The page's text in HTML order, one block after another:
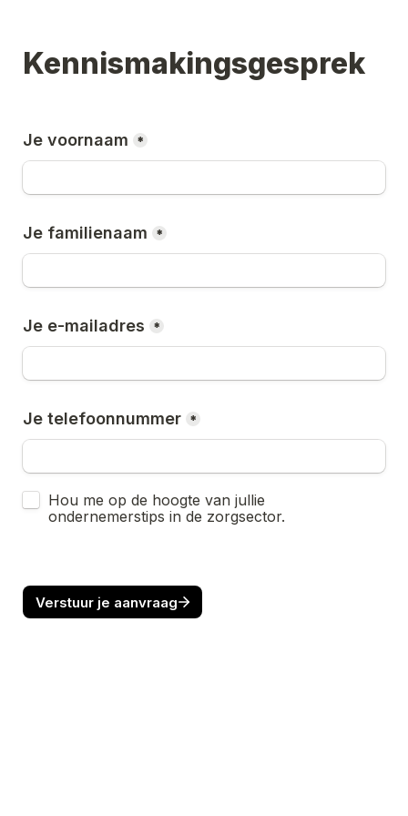
Kennismakingsgesprek
Je voornaam *
Je familienaam *
Je e-mailadres *
Je telefoonnummer *
Inshrijven nieuwsbrief
Hou me op de hoogte van jullie
ondernemerstips in de zorgsector.
Verstuur je aanvraag